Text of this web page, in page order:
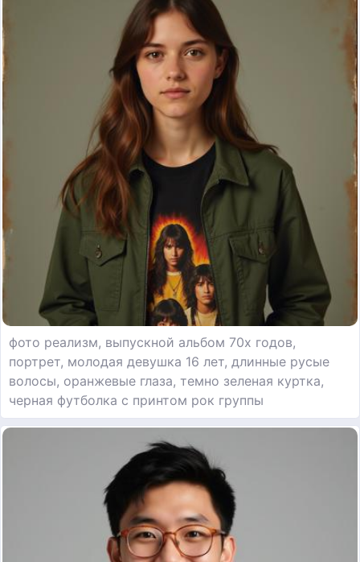
фото реализм, выпускной альбом 70х годов,
портрет, молодая девушка 16 лет, длинные русые
волосы, оранжевые глаза, темно зеленая куртка,
черная футболка с принтом рок группы